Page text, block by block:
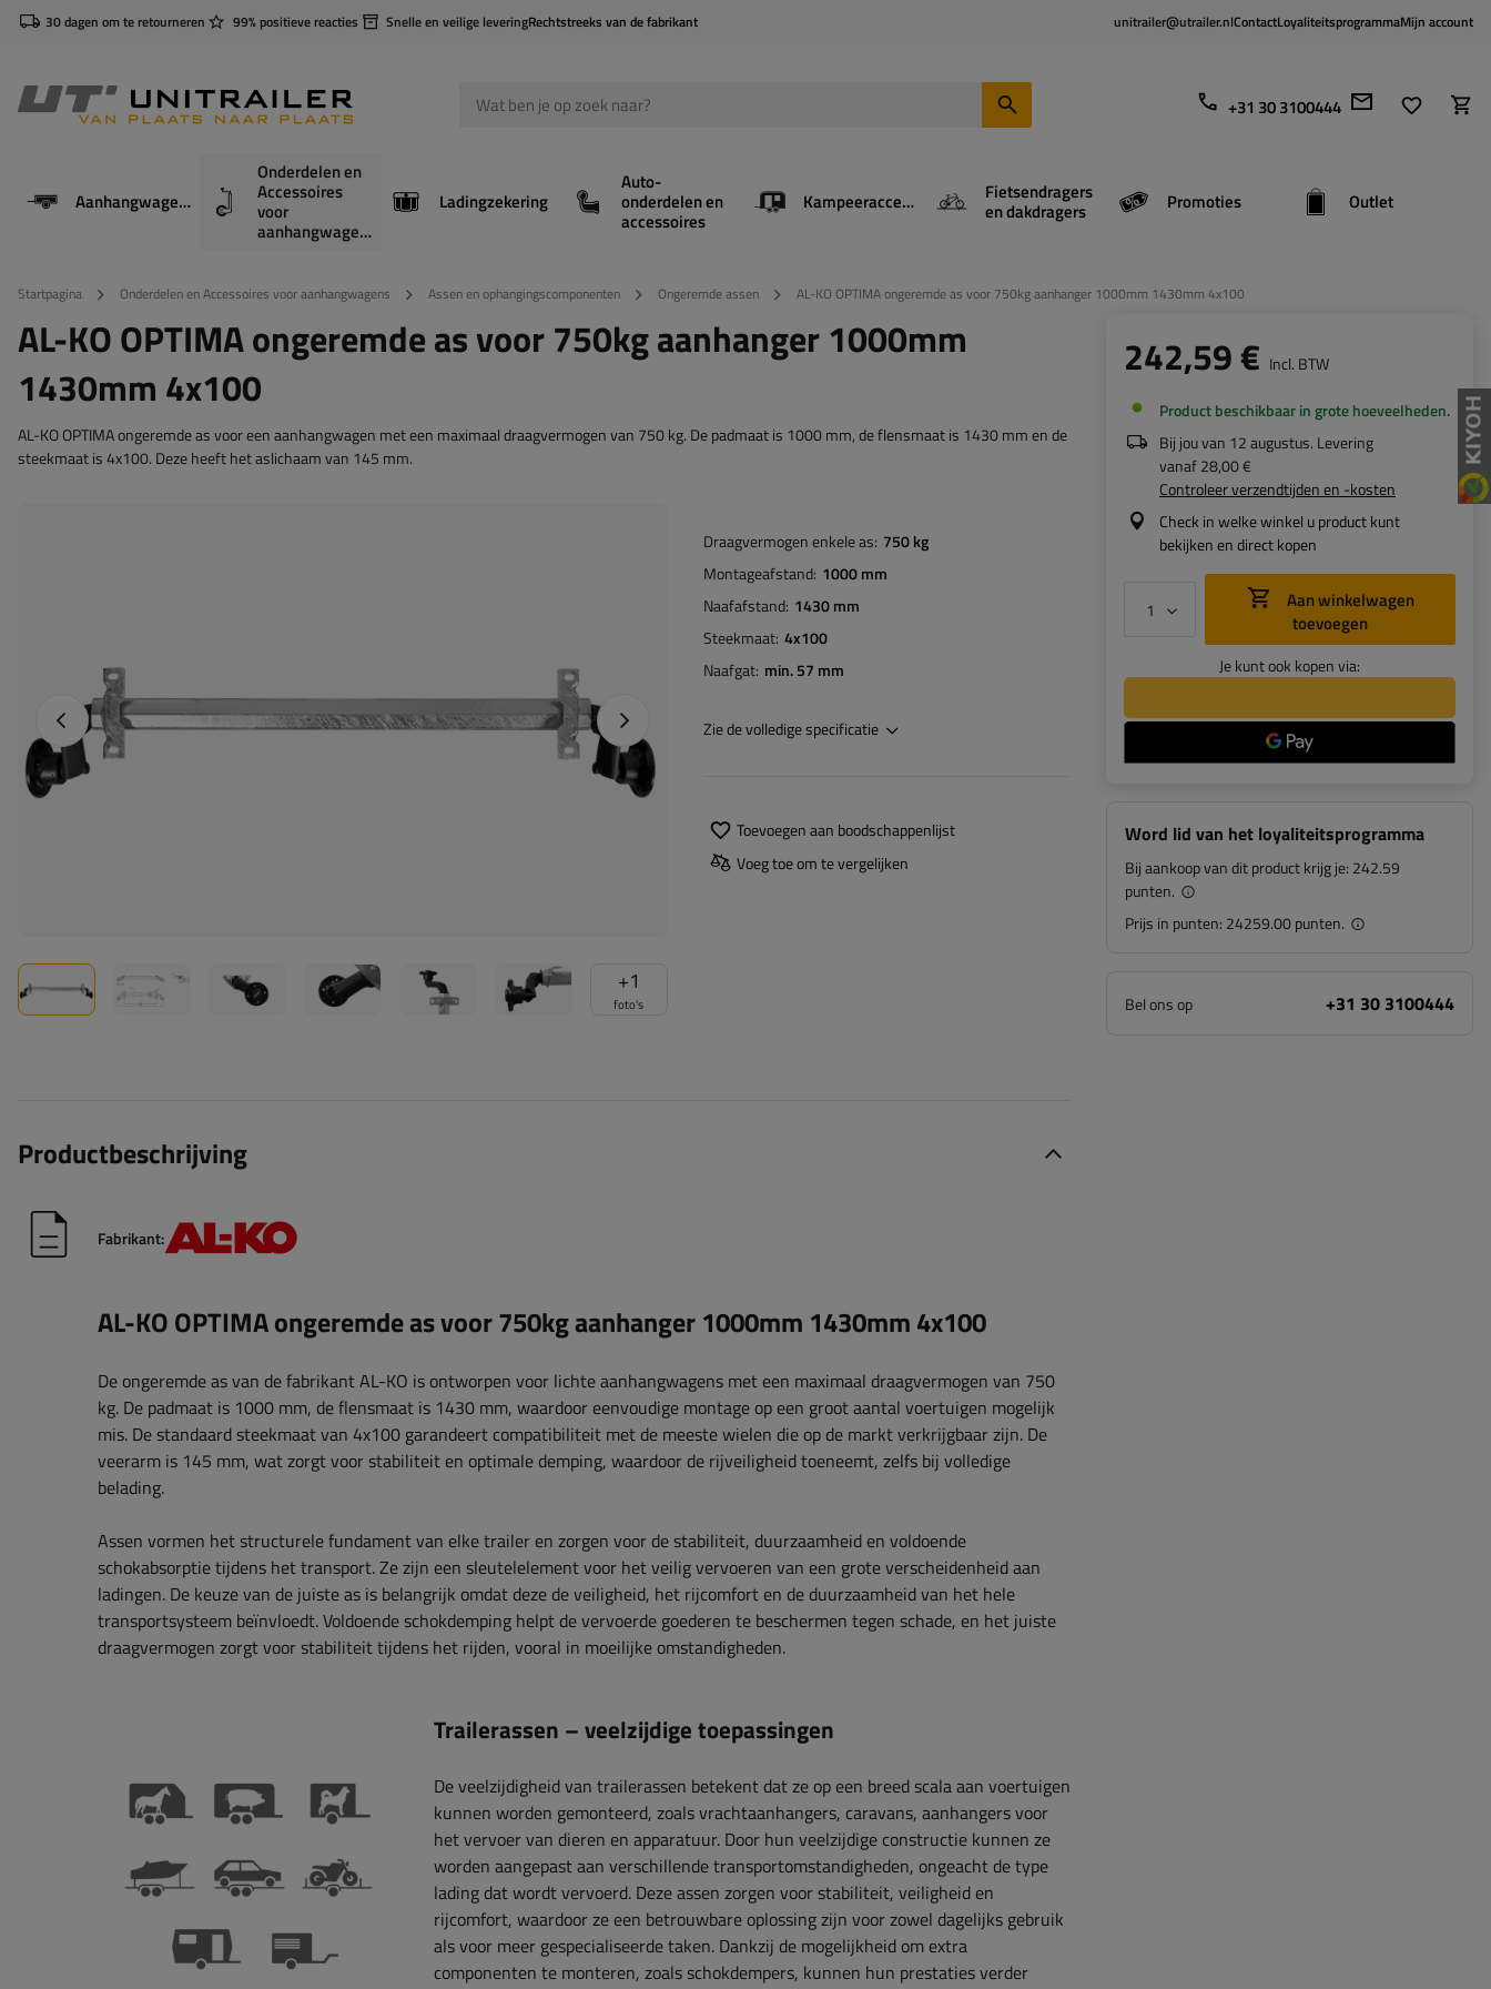
30 dagen om te retourneren 99% positieve reacties Snelle en veilige leveringRechtstreeks van de fabrikant unitrailer@utrailer.nlContactLoyaliteitsprogrammaMijn account
+31 30 3100444
Aanhangwagens
Onderdelen en
Accessoires
voor
aanhangwagens
Ladingzekering
Auto-
onderdelen en
accessoires
Kampeeraccessoires Fietsendragers
en dakdragers Promoties Outlet
Startpagina Onderdelen en Accessoires voor aanhangwagens Assen en ophangingscomponenten Ongeremde assen AL-KO OPTIMA ongeremde as voor 750kg aanhanger 1000mm 1430mm 4x100
AL-KO OPTIMA ongeremde as voor 750kg aanhanger 1000mm
1430mm 4x100
AL-KO OPTIMA ongeremde as voor een aanhangwagen met een maximaal draagvermogen van 750 kg. De padmaat is 1000 mm, de flensmaat is 1430 mm en de
steekmaat is 4x100. Deze heeft het aslichaam van ​​145 mm.
+1
foto's
Vorige foto Naprawa produktu
Draagvermogen enkele as 750 kg
Montageafstand 1000 mm
Naafafstand 1430 mm
Steekmaat 4x100
Naafgat min. 57 mm
Zie de volledige specificatie
Toevoegen aan boodschappenlijst
Voeg toe om te vergelijken
242,59 € Incl. BTW
Product beschikbaar in grote hoeveelheden
Bij jou van 12 augustus. Levering
vanaf28,00 €
Controleer verzendtijden en -kosten
Check in welke winkel u product kunt
bekijken en direct kopen
toevoegen
Je kunt ook kopen via:
Word lid van het loyaliteitsprogramma
Bij aankoop van dit product krijg je: 242.59
punten.
Prijs in punten: 24259.00 punten.
Bel ons op +31 30 3100444
Productbeschrijving
Fabrikant:
AL-KO OPTIMA ongeremde as voor 750kg aanhanger 1000mm 1430mm 4x100
De ongeremde as van de fabrikant AL-KO is ontworpen voor lichte aanhangwagens met een maximaal draagvermogen van 750
kg. De padmaat is ​​1000 mm, de flensmaat is ​​1430 mm, waardoor eenvoudige montage op een groot aantal voertuigen mogelijk
mis. De standaard steekmaat van 4x100 garandeert compatibiliteit met de meeste wielen die op de markt verkrijgbaar zijn. De
veerarm is ​​145 mm, wat zorgt voor stabiliteit en optimale demping, waardoor de rijveiligheid toeneemt, zelfs bij volledige
belading.
Assen vormen het structurele fundament van elke trailer en zorgen voor de stabiliteit, duurzaamheid en voldoende
schokabsorptie tijdens het transport. Ze zijn een sleutelelement voor het veilig vervoeren van een grote verscheidenheid aan
ladingen. De keuze van de juiste as is belangrijk omdat deze de veiligheid, het rijcomfort en de duurzaamheid van het hele
transportsysteem beïnvloedt. Voldoende schokdemping helpt de vervoerde goederen te beschermen tegen schade, en het juiste
draagvermogen zorgt voor stabiliteit tijdens het rijden, vooral in moeilijke omstandigheden.
Trailerassen – veelzijdige toepassingen
De veelzijdigheid van trailerassen betekent dat ze op een breed scala aan voertuigen
kunnen worden gemonteerd, zoals vrachtaanhangers, caravans, aanhangers voor
het vervoer van dieren en apparatuur. Door hun veelzijdige constructie kunnen ze
worden aangepast aan verschillende transportomstandigheden, ongeacht de type
lading dat wordt vervoerd. Deze assen zorgen voor stabiliteit, veiligheid en
rijcomfort, waardoor ze een betrouwbare oplossing zijn voor zowel dagelijks gebruik
als voor meer gespecialiseerde taken. Dankzij de mogelijkheid om extra
componenten te monteren, zoals schokdempers, kunnen hun prestaties verder